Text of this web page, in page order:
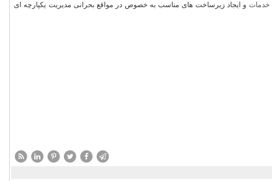
خدمات و ایجاد زیرساخت های مناسب به خصوص در مواقع بحرانی مدیریت یکپارچه ای